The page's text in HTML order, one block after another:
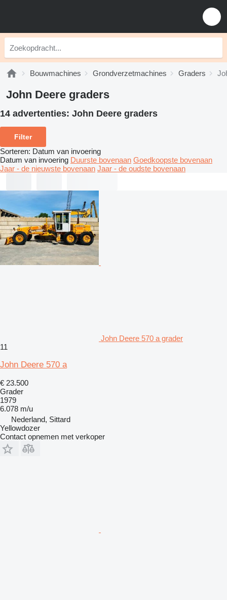
Bouwmachines Grondverzetmachines Graders
John Deere graders
14 advertenties: John Deere graders
Filter
Sorteren: Datum van invoering
Datum van invoering Duurste bovenaan Goedkoopste bovenaan
Jaar - de nieuwste bovenaan Jaar - de oudste bovenaan
John Deere 570 a grader
11
John Deere 570 a
€ 23.500
Grader
1979
6.078 m/u
Nederland, Sittard
Yellowdozer
Contact opnemen met verkoper